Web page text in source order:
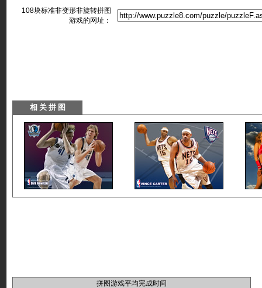
108块标准非变形非旋转拼图
游戏的网址：
拼图游戏平均完成时间